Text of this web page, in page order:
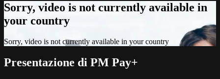
Sorry, video is not currently available in
your country
Sorry, video is not currently available in your country
Presentazione di PM Pay+